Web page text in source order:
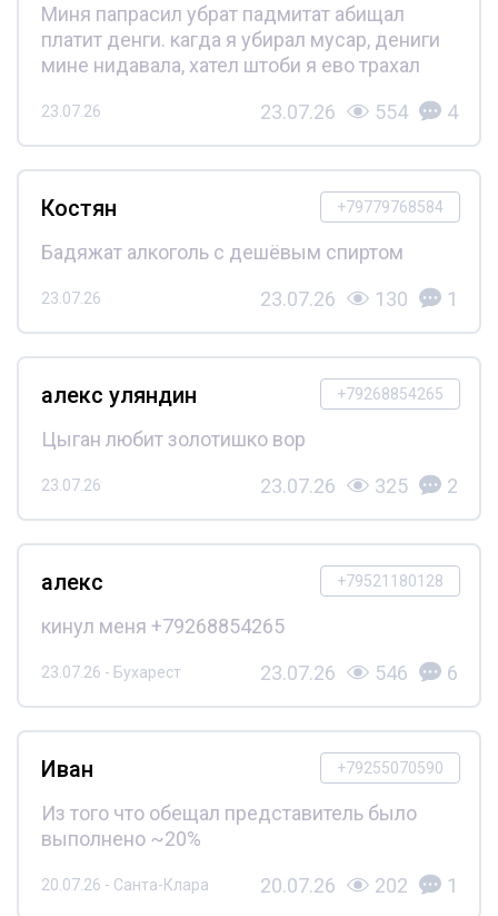
Миня папрасил убрат падмитат абищал
платит денги. кагда я убирал мусар, дениги
мине нидавала, хател штоби я ево трахал
23.07.26 23.07.26 554 4
+79779768584
Костян
Бадяжат алкоголь с дешёвым спиртом
23.07.26 23.07.26 130 1
+79268854265
алекс уляндин
Цыган любит золотишко вор
23.07.26 23.07.26 325 2
+79521180128
алекс
кинул меня +79268854265
23.07.26 - Бухарест 23.07.26 546 6
+79255070590
Иван
Из того что обещал представитель было
выполнено ~20%
20.07.26 - Санта-Клара 20.07.26 202 1